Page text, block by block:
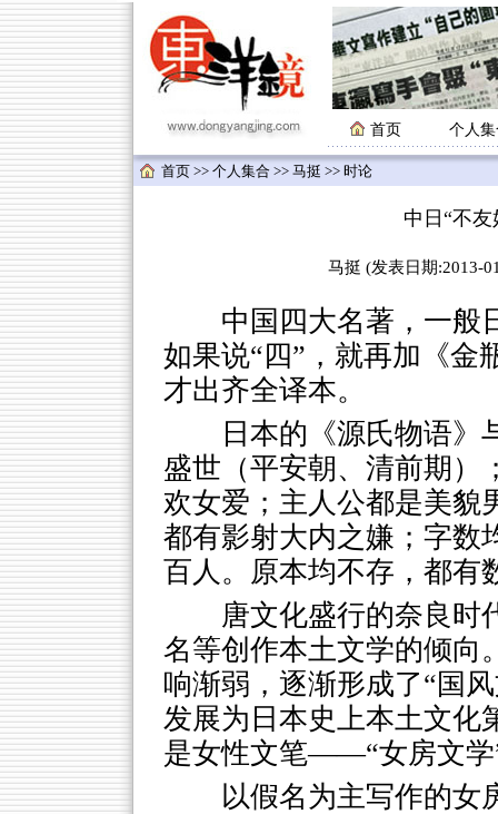
首页 个人
首页 >> 个人集合 >> 马挺 >> 时论
中日“不
马挺 (发表日期:2013-
中国四大名著，一般
如果说“四”，就再加《金
才出齐全译本。
日本的《源氏物语》
盛世（平安朝、清前期）
欢女爱；主人公都是美貌
都有影射大内之嫌；字数
百人。原本均不存，都有
唐文化盛行的奈良时
名等创作本土文学的倾向
响渐弱，逐渐形成了“国
发展为日本史上本土文化
是女性文笔——“女房文学
以假名为主写作的女